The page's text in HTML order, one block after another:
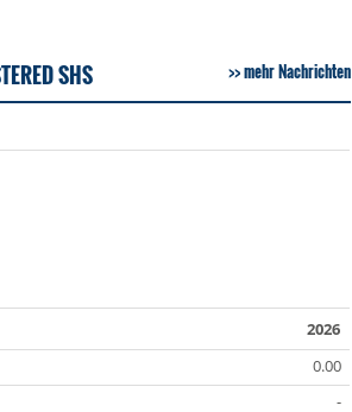
SHS mehr Nachrichten
2026
0.00
-